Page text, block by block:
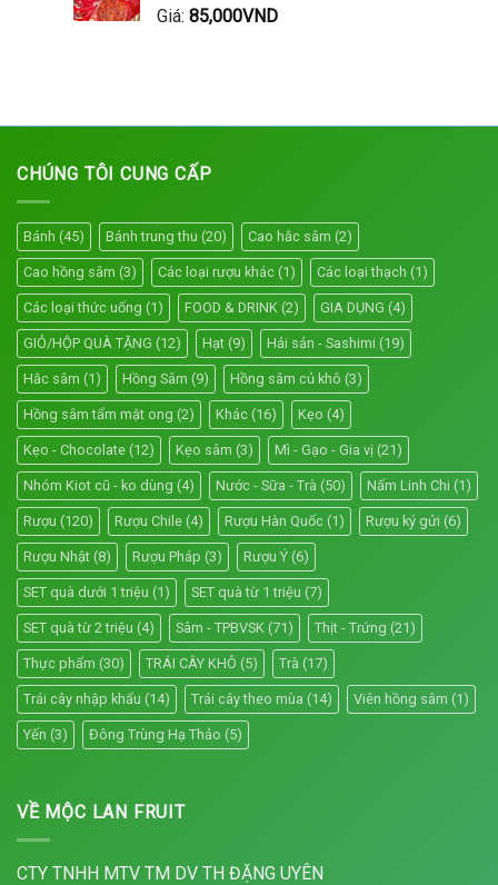
Giá: 85,000VND
CHÚNG TÔI CUNG CẤP
Bánh (45) Bánh trung thu (20) Cao hắc sâm (2)
Cao hồng sâm (3) Các loại rượu khác (1) Các loại thạch (1)
Các loại thức uống (1) FOOD & DRINK (2) GIA DỤNG (4)
GIỎ/HỘP QUÀ TẶNG (12) Hạt (9) Hải sản - Sashimi (19)
Hắc sâm (1) Hồng Sâm (9) Hồng sâm củ khô (3)
Hồng sâm tẩm mật ong (2) Khác (16) Kẹo (4)
Kẹo - Chocolate (12) Kẹo sâm (3) Mì - Gạo - Gia vị (21)
Nhóm Kiot cũ - ko dùng (4) Nước - Sữa - Trà (50) Nấm Linh Chi (1)
Rượu (120) Rượu Chile (4) Rượu Hàn Quốc (1) Rượu ký gửi (6)
Rượu Nhật (8) Rượu Pháp (3) Rượu Ý (6)
SET quà dưới 1 triệu (1) SET quà từ 1 triệu (7)
SET quà từ 2 triệu (4) Sâm - TPBVSK (71) Thịt - Trứng (21)
Thực phẩm (30) TRÁI CÂY KHÔ (5) Trà (17)
Trái cây nhập khẩu (14) Trái cây theo mùa (14) Viên hồng sâm (1)
Yến (3) Đông Trùng Hạ Thảo (5)
VỀ MỘC LAN FRUIT
CTY TNHH MTV TM DV TH ĐẶNG UYÊN